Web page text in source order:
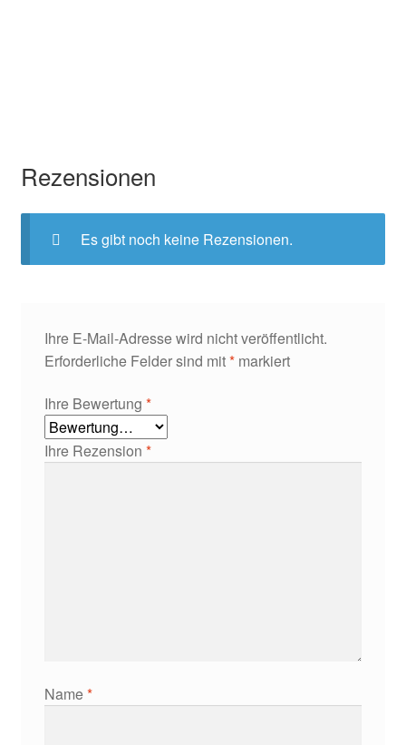
Rezensionen
Es gibt noch keine Rezensionen.
Ihre E-Mail-Adresse wird nicht veröffentlicht.
Erforderliche Felder sind mit*markiert
Ihre Bewertung *
Ihre Rezension *
Name*